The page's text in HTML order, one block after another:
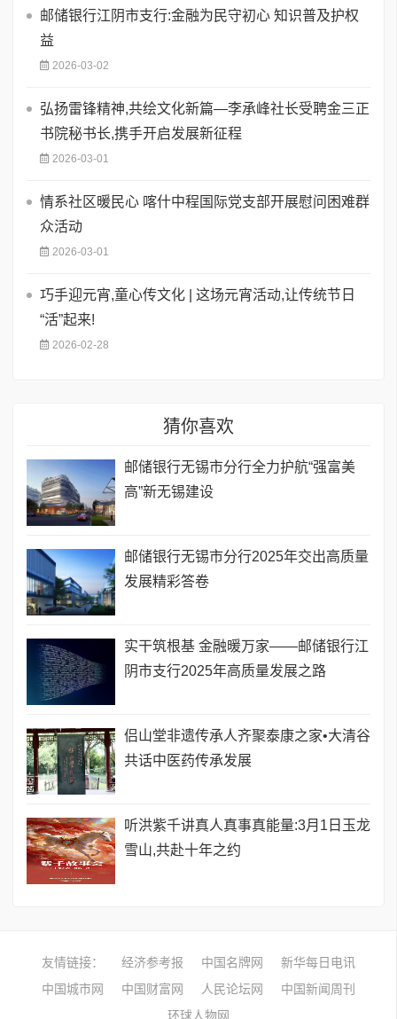
邮储银行江阴市支行:金融为民守初心 知识普及护权
益
2026-03-02
弘扬雷锋精神,共绘文化新篇—李承峰社长受聘金三正
书院秘书长,携手开启发展新征程
2026-03-01
情系社区暖民心 喀什中程国际党支部开展慰问困难群
众活动
2026-03-01
巧手迎元宵,童心传文化 | 这场元宵活动,让传统节日
“活”起来!
2026-02-28
猜你喜欢
邮储银行无锡市分行全力护航“强富美
高”新无锡建设
邮储银行无锡市分行2025年交出高质量
发展精彩答卷
实干筑根基 金融暖万家——邮储银行江
阴市支行2025年高质量发展之路
侣山堂非遗传承人齐聚泰康之家•大清谷
共话中医药传承发展
听洪紫千讲真人真事真能量:3月1日玉龙
雪山,共赴十年之约
友情链接： 经济参考报 中国名牌网
新华每日电讯
中国城市网
中国财富网 人民论坛网
中国新闻周刊
环球人物网